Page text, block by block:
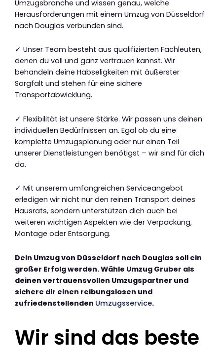
Umzugsbranche und wissen genau, welche
Herausforderungen mit einem Umzug von Düsseldorf
nach Douglas verbunden sind.
✓ Unser Team besteht aus qualifizierten Fachleuten,
denen du voll und ganz vertrauen kannst. Wir
behandeln deine Habseligkeiten mit äußerster
Sorgfalt und stehen für eine sichere
Transportabwicklung.
✓ Flexibilität ist unsere Stärke. Wir passen uns deinen
individuellen Bedürfnissen an. Egal ob du eine
komplette Umzugsplanung oder nur einen Teil
unserer Dienstleistungen benötigst – wir sind für dich
da.
✓ Mit unserem umfangreichen Serviceangebot
erledigen wir nicht nur den reinen Transport deines
Hausrats, sondern unterstützen dich auch bei
weiteren wichtigen Aspekten wie der Verpackung,
Montage oder Entsorgung.
Dein Umzug von Düsseldorf nach Douglas soll ein
großer Erfolg werden. Wähle Umzug Gruber als
deinen vertrauensvollen Umzugspartner und
sichere dir einen reibungslosen und
zufriedenstellenden Umzugsservice.
Wir sind das beste